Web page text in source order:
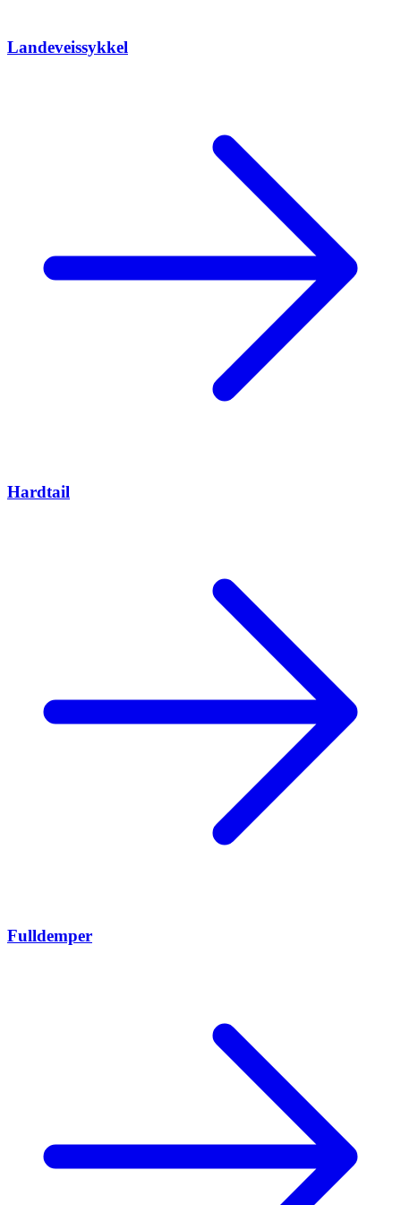
Landeveissykkel
Hardtail
Fulldemper